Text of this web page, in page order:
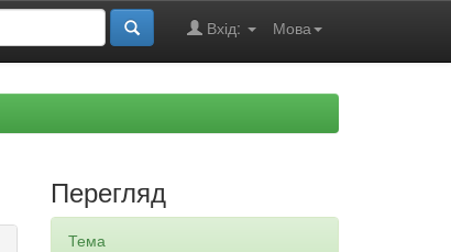
Мова
Вхід:
Перегляд
Тема